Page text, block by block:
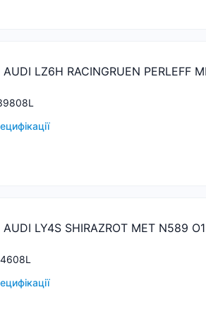
LZ6H RACINGRUEN PERLEFF
LY4S SHIRAZROT MET N589